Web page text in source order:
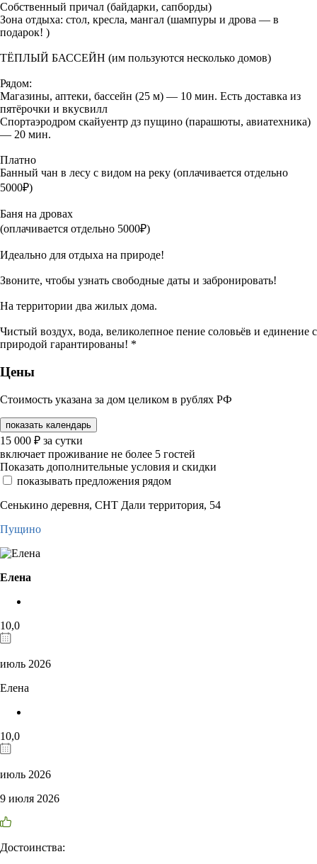
Собственный причал (байдарки, сапборды)
Зона отдыха: стол, кресла, мангал (шампуры и дрова — в
подарок! )
ТЁПЛЫЙ БАССЕЙН (им пользуются несколько домов)
Рядом:
Магазины, аптеки, бассейн (25 м) — 10 мин. Есть доставка из
пятёрочки и вкусвилл
Спортаэродром скайуентр дз пущино (парашюты, авиатехника)
— 20 мин.
Платно
Банный чан в лесу с видом на реку (оплачивается отдельно
5000₽)
Баня на дровах
(оплачивается отдельно 5000₽)
Идеально для отдыха на природе!
Звоните, чтобы узнать свободные даты и забронировать!
На территории два жилых дома.
Чистый воздух, вода, великолепное пение соловьёв и единение с
природой гарантированы! *
Цены
Стоимость указана за дом целиком в рублях РФ
показать календарь
15 000 ₽ за сутки
включает проживание не более 5 гостей
Показать дополнительные условия и скидки
показывать предложения рядом
Сенькино деревня, СНТ Дали территория, 54
Пущино
Елена
10,0
июль 2026
Елена
10,0
июль 2026
9 июля 2026
Достоинства: